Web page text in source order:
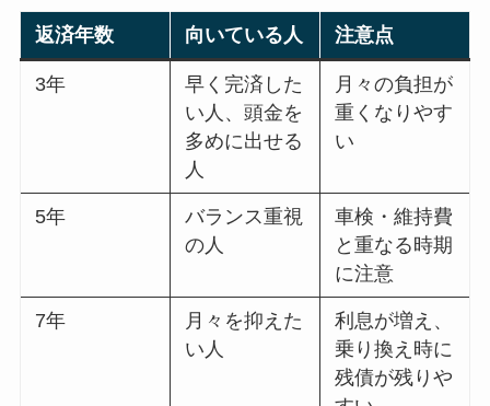
返済年数 向いている人 注意点
3年
早く完済した
い人、頭金を
多めに出せる
人
月々の負担が
重くなりやす
い
5年
バランス重視
の人
車検・維持費
と重なる時期
に注意
7年
月々を抑えた
い人
利息が増え、
乗り換え時に
残債が残りや